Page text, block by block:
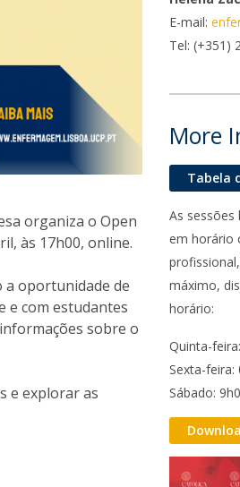
organiza o Open
às 17h00, online.
a oportunidade de
e com estudantes
sobre o
e explorar as
E-mail:
Tel: (+351)
More
Tabela
As sessões
em horário
máximo,
horário:
Quinta-
Sexta-feira:
Sábado: